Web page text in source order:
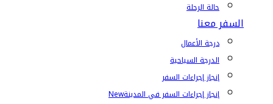
حالة الرحلة
السفر معنا
درجة الأعمال
الدرجة السياحية
إنجاز إجراءات السفر
إنجاز إجراءات السفر في المدينةNew